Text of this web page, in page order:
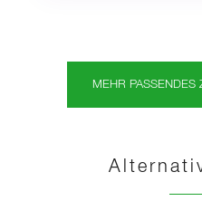
MEHR PASSENDES